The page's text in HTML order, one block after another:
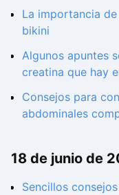
La importancia
bikini
Algunos apuntes
creatina que hay
Consejos para
abdominales
18 de junio de
Sencillos